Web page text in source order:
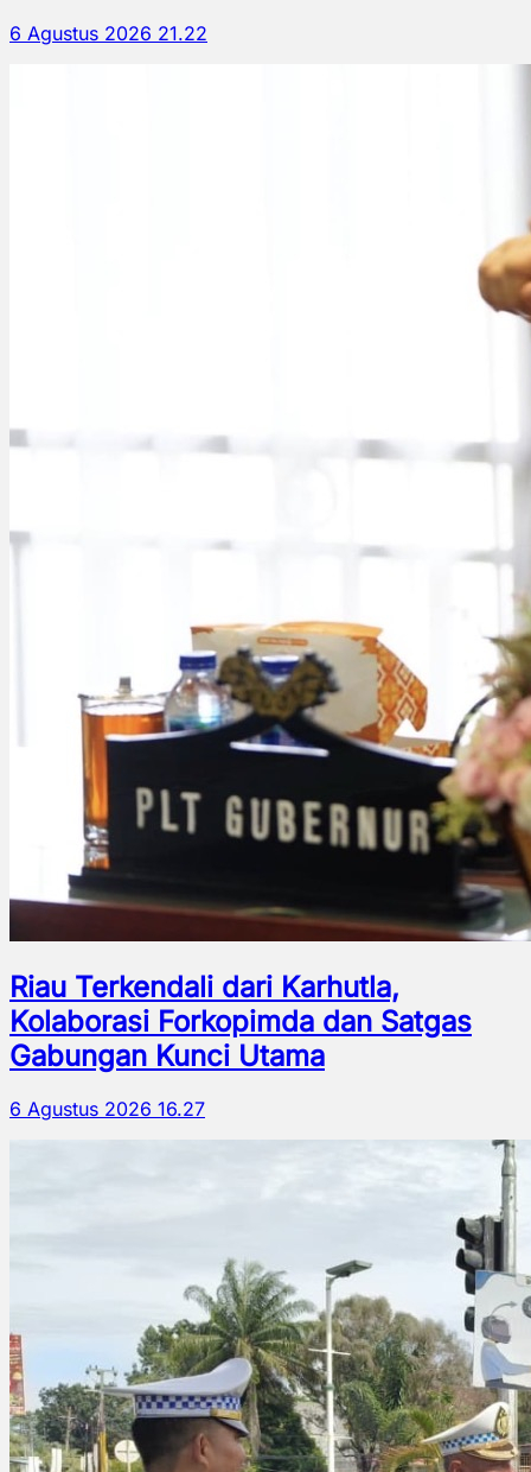
6 Agustus 2026 21.22
Riau Terkendali dari Karhutla,
Kolaborasi Forkopimda dan Satgas
Gabungan Kunci Utama
6 Agustus 2026 16.27